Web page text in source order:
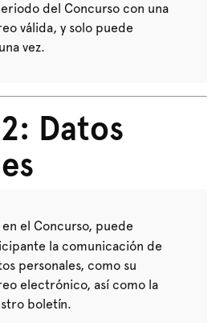
del Concurso con una
válida, y solo puede
vez.
Datos
el Concurso, puede
la comunicación de
personales, como su
electrónico, así como la
boletín.